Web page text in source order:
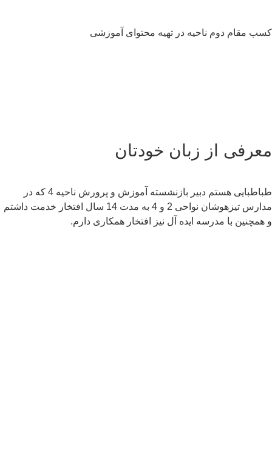
مقام دوم ناحیه در تهیه محتوای آموزشی
از زبان خودتان
طباطبایی هستم دبیر بازنشسته آموزش و پرورش ناحیه 4 که در
مدارس تیزهوشان نواحی 2 و 4 به مدت 14 سال افتخار خدمت داشتم
با مدرسه ایده آل نیز افتخار همکاری دارم.